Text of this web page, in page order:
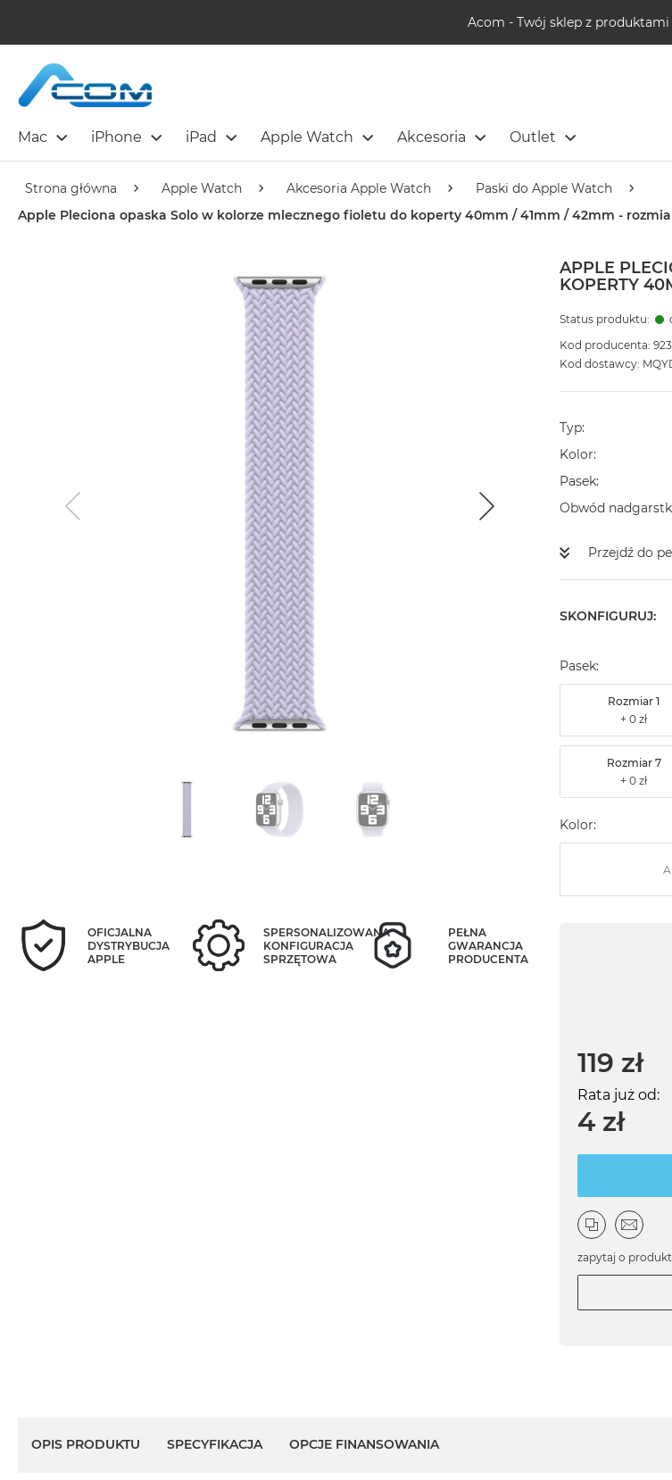
Acom - Twój sklep z
Mac iPhone iPad Apple Watch Akcesoria Outlet
Strona główna Apple Watch Akcesoria Apple Watch
Paski do Apple Watch
Apple Pleciona opaska Solo w kolorze mlecznego fioletu do koperty 40mm / 41mm / 42mm -
APPLE
KOPERTY
Status produktu:
Kod producenta:
Kod dostawcy:
Typ
Kolor
Pasek
Obwód
Przejdź do
SKONFIGURUJ:
Pasek:
Rozmiar 1
Rozmiar 7
Kolor:
119 zł
Rata już od:
4 zł
zapytaj o produkt
OFICJALNA
DYSTRYBUCJA
APPLE
SPERSONALIZOWANA
KONFIGURACJA
SPRZĘTOWA
PEŁNA
GWARANCJA
PRODUCENTA
OPIS PRODUKTU SPECYFIKACJA OPCJE FINANSOWANIA